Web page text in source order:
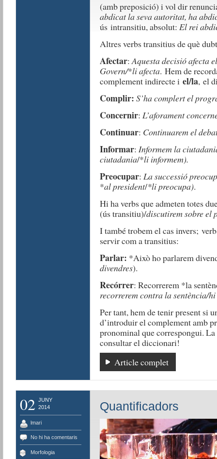
(amb preposició) i vol dir
abdicat la seva autoritat, ha
ús intransitiu, absolut: El rei
Altres verbs transitius de què
Afectar:Aquesta decisió afecta
Govern/*li afecta. Hem de
complement indirecte i el/la, el
Complir: S’ha complert el
Concernir: L’aforament
Continuar: Continuarem el
Informar: Informem la
ciutadania/*li informem).
Preocupar: La successió
*al president/*li preocupa).
Hi ha verbs que admeten totes
(ús transitiu)/discutirem sobre el
I també trobem el cas invers;
servir com a transitius:
Parlar: *Això ho parlarem
divendres).
Recórrer: Recorrerem *la
recorrerem contra la sentència/
Per tant, hem de tenir present si
d’introduir el complement amb
pronominal que correspongui.
consultar el diccionari!
Article complet
02 JUNY
2014
lmari
No hi ha comentaris
Morfologia
Quantificadors